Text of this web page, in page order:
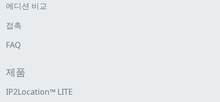
에디션 비교
접촉
FAQ
제품
IP2Location™ LITE